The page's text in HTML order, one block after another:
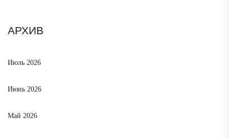
АРХИВ
Июль 2026
Июнь 2026
Май 2026